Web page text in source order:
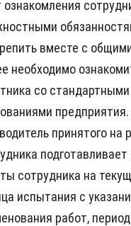
ознакомления
вместе с
необходимо
со стандартными
предприятия.
принятого на
подготавливает
сотрудника на
испытания с
работ,